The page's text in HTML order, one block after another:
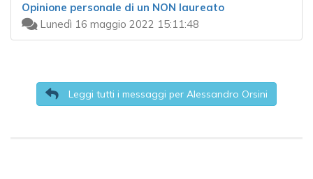
Opinione personale di un NON laureato
Lunedì 16 maggio 2022 15:11:48
Leggi tutti i messaggi per Alessandro Orsini